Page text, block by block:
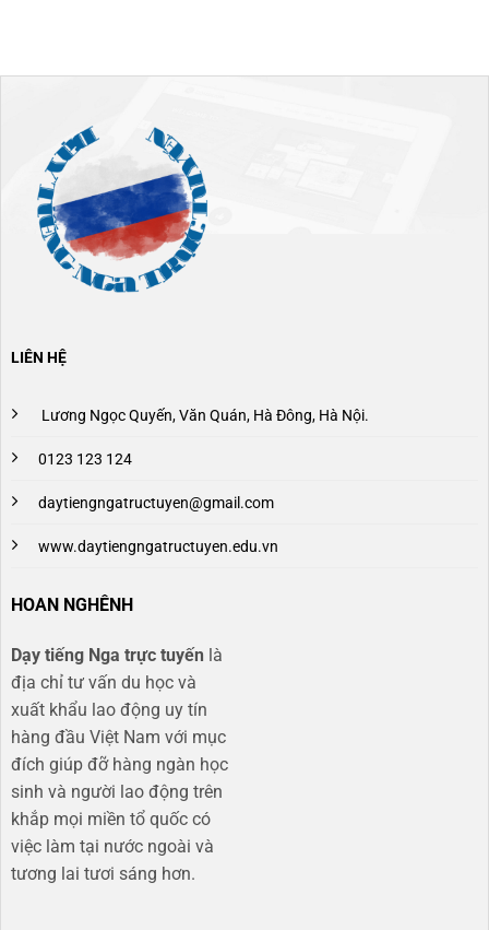
LIÊN HỆ
Lương Ngọc Quyến, Văn Quán, Hà Đông, Hà Nội.
0123 123 124
daytiengngatructuyen@gmail.com
www.daytiengngatructuyen.edu.vn
HOAN NGHÊNH
Dạy tiếng Nga trực tuyến là
địa chỉ tư vấn du học và
xuất khẩu lao động uy tín
hàng đầu Việt Nam với mục
đích giúp đỡ hàng ngàn học
sinh và người lao động trên
khắp mọi miền tổ quốc có
việc làm tại nước ngoài và
tương lai tươi sáng hơn​.